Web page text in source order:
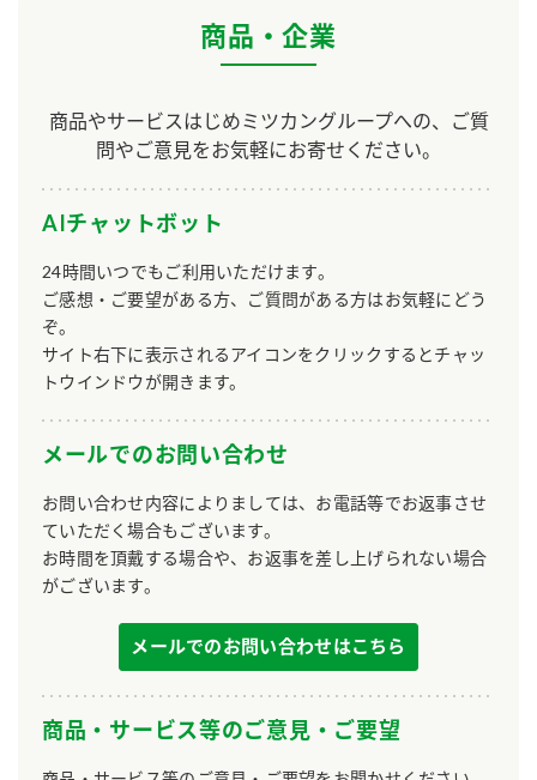
商品・企業
商品やサービスはじめミツカングループへの、ご質
問やご意見をお気軽にお寄せください。
AIチャットボット
24時間いつでもご利用いただけます。
ご感想・ご要望がある方、ご質問がある方はお気軽にどう
ぞ。
サイト右下に表示されるアイコンをクリックするとチャッ
トウインドウが開きます。
メールでのお問い合わせ
お問い合わせ内容によりましては、お電話等でお返事させ
ていただく場合もございます。
お時間を頂戴する場合や、お返事を差し上げられない場合
がございます。
メールでのお問い合わせはこちら
商品・サービス等のご意見・ご要望